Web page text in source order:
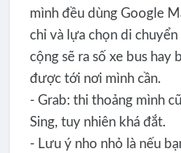
mình đều dùng Google
chỉ và lựa chọn di
cộng sẽ ra số xe bus hay
được tới nơi mình cần.
- Grab: thi thoảng mình
Sing, tuy nhiên khá đắt.
- Lưu ý nho nhỏ là nếu